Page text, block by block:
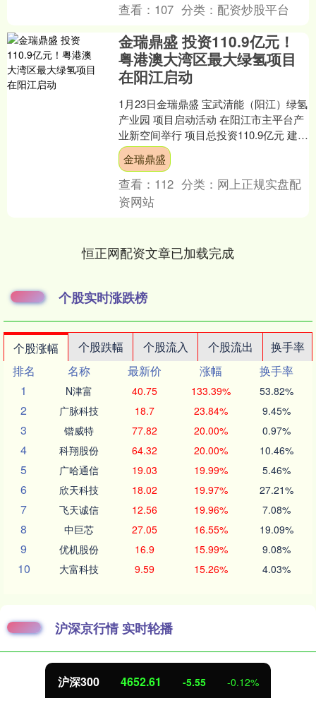
查看： 107 分类： 配资炒股平台
金瑞鼎盛 投资110.9亿元！
粤港澳大湾区最大绿氢项目
在阳江启动
1月23日金瑞鼎盛 宝武清能（阳江）绿氢
产业园 项目启动活动 在阳江市主平台产
业新空间举行 项目总投资110.9亿元 建成
后将成为粤港澳大湾区最大的 绿色氢能
产....
金瑞鼎盛
查看： 112 分类： 网上正规实盘配
资网站
恒正网配资文章已加载完成
个股实时涨跌榜
个股涨幅 个股跌幅 个股流入 个股流出
换手率
排名
名称 最新价 涨幅
换手率
1
N津富 40.75 133.39% 53.82%
2 广脉科技 18.7 23.84% 9.45%
3 锴威特 77.82 20.00% 0.97%
4 科翔股份 64.32 20.00% 10.46%
5 广哈通信 19.03 19.99% 5.46%
6 欣天科技 18.02 19.97% 27.21%
7 飞天诚信 12.56 19.96% 7.08%
8 中巨芯 27.05 16.55% 19.09%
9 优机股份 16.9 15.99% 9.08%
10 大富科技 9.59 15.26% 4.03%
沪深京行情 实时轮播
沪深300 4652.61 -5.55 -0.12%